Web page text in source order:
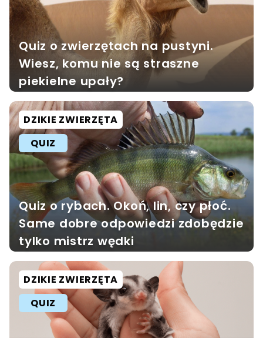
Quiz o zwierzętach na pustyni.
Wiesz, komu nie są straszne
piekielne upały?
DZIKIE ZWIERZĘTA
QUIZ
Quiz o rybach. Okoń, lin, czy płoć.
Same dobre odpowiedzi zdobędzie
tylko mistrz wędki
DZIKIE ZWIERZĘTA
QUIZ